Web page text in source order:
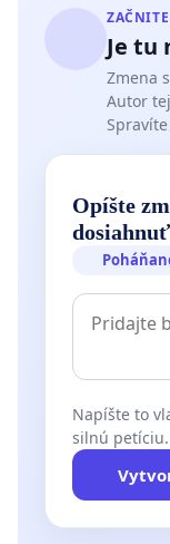
Je tu
Zmena
Autor
Opíšte
dosiahnuť
Napíšte to
silnú petíciu.